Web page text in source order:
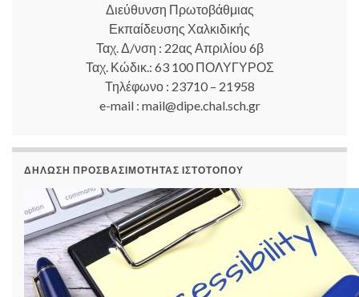
Διεύθυνση Πρωτοβάθμιας
Εκπαίδευσης Χαλκιδικής
Ταχ. Δ/νση : 22ας Απριλίου 6β
Ταχ. Κώδικ.: 63 100 ΠΟΛΥΓΥΡΟΣ
Τηλέφωνο : 23710 – 21958
e-mail : mail@dipe.chal.sch.gr
ΔΉΛΩΣΗ ΠΡΟΣΒΑΣΙΜΌΤΗΤΑΣ ΙΣΤΟΤΌΠΟΥ